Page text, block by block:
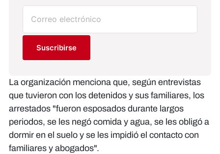
Suscribirse
La organización menciona que, según entrevistas
que tuvieron con los detenidos y sus familiares, los
arrestados "fueron esposados durante largos
periodos, se les negó comida y agua, se les obligó a
dormir en el suelo y se les impidió el contacto con
familiares y abogados".